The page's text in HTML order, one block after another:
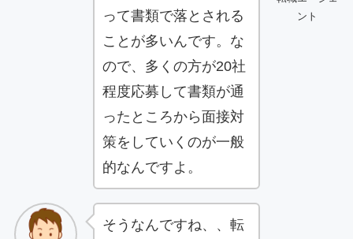
ント
って書類で落とされる
ことが多いんです。な
ので、多くの方が20社
程度応募して書類が通
ったところから面接対
策をしていくのが一般
的なんですよ。
そうなんですね、、転